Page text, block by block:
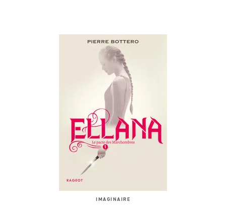
IMAGINAIRE